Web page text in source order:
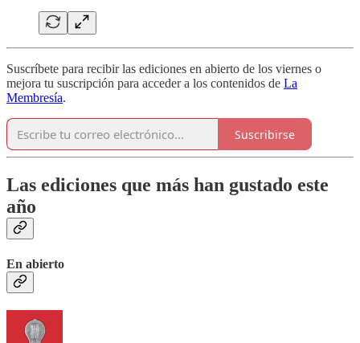
Suscríbete para recibir las ediciones en abierto de los viernes o
mejora tu suscripción para acceder a los contenidos de La
Membresía.
Suscribirse
Las ediciones que más han gustado este
año
En abierto